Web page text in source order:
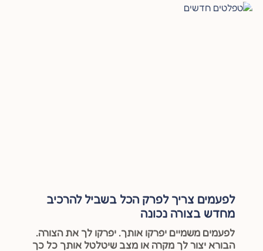
לפעמים צריך לפרק הכל בשביל להרכיב
מחדש בצורה נכונה
לפעמים משמיים יפרקו אותך. יפרקו לך את הצורה.
הבורא יצור לך מקרה או מצב שיטלטל אותך כל כך